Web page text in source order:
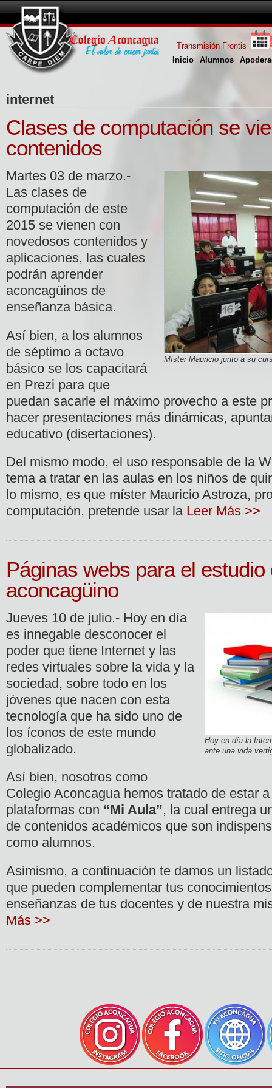
Inicio Alumnos
Transmisión Frontis
internet
Clases de computación se
contenidos
Míster Mauricio junto a su
Martes 03 de marzo.-
Las clases de
computación de este
2015 se vienen con
novedosos contenidos y
aplicaciones, las cuales
podrán aprender
aconcagüinos de
enseñanza básica.
Así bien, a los alumnos
de séptimo a octavo
básico se los capacitará
en Prezi para que
puedan sacarle el máximo provecho a este
hacer presentaciones más dinámicas,
educativo (disertaciones).
Del mismo modo, el uso responsable de la
tema a tratar en las aulas en los niños de
lo mismo, es que míster Mauricio Astroza,
computación, pretende usar la Leer Más >>
Páginas webs para el estudio
aconcagüino
Hoy en día la
ante una vida
Jueves 10 de julio.- Hoy en día
es innegable desconocer el
poder que tiene Internet y las
redes virtuales sobre la vida y la
sociedad, sobre todo en los
jóvenes que nacen con esta
tecnología que ha sido uno de
los íconos de este mundo
globalizado.
Así bien, nosotros como
Colegio Aconcagua hemos tratado de estar
plataformas con “Mi Aula”, la cual entrega
de contenidos académicos que son
como alumnos.
Asimismo, a continuación te damos un
que pueden complementar tus
enseñanzas de tus docentes y de nuestra
Más >>